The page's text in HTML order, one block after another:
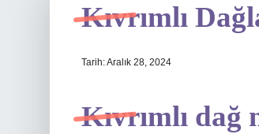
Kıvrımlı
Tarih: Aralık 28, 2024
Kıvrımlı dağ